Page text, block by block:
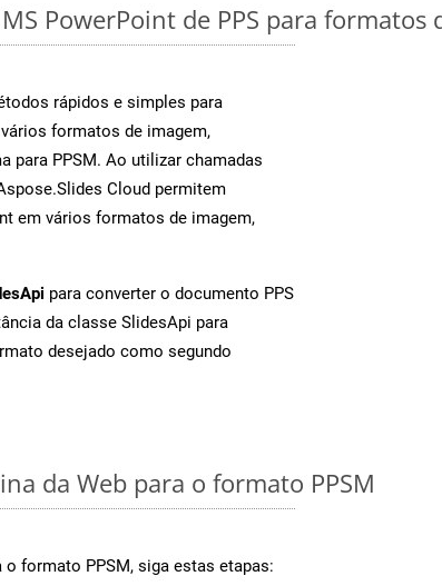
PowerPoint de PPS para formatos
rápidos e simples para
formatos de imagem,
para PPSM. Ao utilizar chamadas
Cloud permitem
em vários formatos de imagem,
para converter o documento PPS
da classe SlidesApi para
desejado como segundo
da Web para o formato PPSM
o formato PPSM, siga estas etapas: